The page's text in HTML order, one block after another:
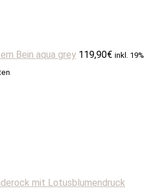
Bein aqua grey 119,90€ inkl. 19%
mit Lotusblumendruck